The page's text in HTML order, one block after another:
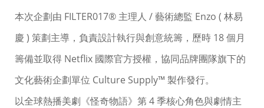
本次企劃由 FILTER017® 主理人 / 藝術總監 Enzo ( 林易
慶 ) 策劃主導，負責設計執行與創意統籌，歷時 18 個月
籌備並取得 Netflix 國際官方授權，協同品牌團隊旗下的
文化藝術企劃單位 Culture Supply™ 製作發行。
以全球熱播美劇《怪奇物語》第 4 季核心角色與劇情主